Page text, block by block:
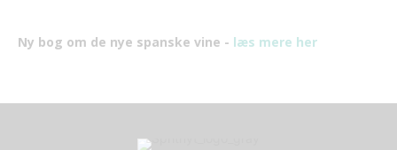
Ny bog om de nye spanske vine - læs mere her